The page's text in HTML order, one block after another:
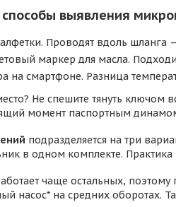
выявления
Проводят вдоль шланга
маркер для масла.
на смартфоне. Разница
Не спешите тянуть ключом
момент паспортным
подразделяется на три
в одном комплекте. Практика
чаще остальных,
насос* на средних оборотах.